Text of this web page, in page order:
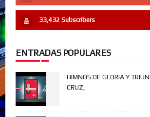
33,432 Subscribers
ENTRADAS POPULARES
HIMNOS DE GLORIA Y
CRUZ,